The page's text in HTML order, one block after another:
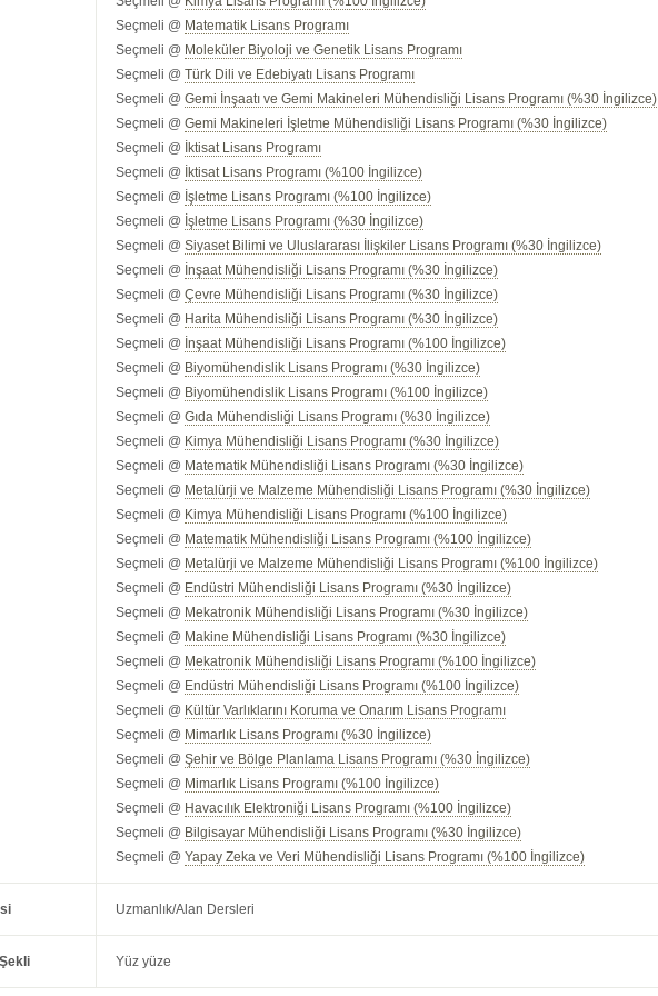
Seçmeli @ Matematik Lisans Programı
Seçmeli @ Moleküler Biyoloji ve Genetik Lisans Programı
Seçmeli @Türk Dili ve Edebiyatı Lisans Programı
Seçmeli @Gemi İnşaatı ve Gemi Makineleri Mühendisliği Lisans Programı (%30 İngilizce)
Seçmeli @Gemi Makineleri İşletme Mühendisliği Lisans Programı (%30 İngilizce)
Seçmeli @
İktisat Lisans Programı
Seçmeli @
İktisat Lisans Programı (%100 İngilizce)
Seçmeli @ İşletme Lisans Programı (%100 İngilizce)
Seçmeli @ İşletme Lisans Programı (%30 İngilizce)
Seçmeli @Siyaset Bilimi ve Uluslararası İlişkiler Lisans Programı (%30 İngilizce)
Seçmeli @ İnşaat Mühendisliği Lisans Programı (%30 İngilizce)
Seçmeli @Çevre Mühendisliği Lisans Programı (%30 İngilizce)
Seçmeli @ Harita Mühendisliği Lisans Programı (%30 İngilizce)
Seçmeli @ İnşaat Mühendisliği Lisans Programı (%100 İngilizce)
Seçmeli @ Biyomühendislik Lisans Programı (%30 İngilizce)
Seçmeli @ Biyomühendislik Lisans Programı (%100 İngilizce)
Seçmeli @Gıda Mühendisliği Lisans Programı (%30 İngilizce)
Seçmeli @ Kimya Mühendisliği Lisans Programı (%30 İngilizce)
Seçmeli @ Matematik Mühendisliği Lisans Programı (%30 İngilizce)
Seçmeli @ Metalürji ve Malzeme Mühendisliği Lisans Programı (%30 İngilizce)
Seçmeli @ Kimya Mühendisliği Lisans Programı (%100 İngilizce)
Seçmeli @ Matematik Mühendisliği Lisans Programı (%100 İngilizce)
Seçmeli @ Metalürji ve Malzeme Mühendisliği Lisans Programı (%100 İngilizce)
Seçmeli @ Endüstri Mühendisliği Lisans Programı (%30 İngilizce)
Seçmeli @ Mekatronik Mühendisliği Lisans Programı (%30 İngilizce)
Seçmeli @ Makine Mühendisliği Lisans Programı (%30 İngilizce)
Seçmeli @ Mekatronik Mühendisliği Lisans Programı (%100 İngilizce)
Seçmeli @ Endüstri Mühendisliği Lisans Programı (%100 İngilizce)
Seçmeli @ Kültür Varlıklarını Koruma ve Onarım Lisans Programı
Seçmeli @ Mimarlık Lisans Programı (%30 İngilizce)
Seçmeli @Şehir ve Bölge Planlama Lisans Programı (%30 İngilizce)
Seçmeli @ Mimarlık Lisans Programı (%100 İngilizce)
Seçmeli @ Havacılık Elektroniği Lisans Programı (%100 İngilizce)
Seçmeli @ Bilgisayar Mühendisliği Lisans Programı (%30 İngilizce)
Seçmeli @Yapay Zeka ve Veri Mühendisliği Lisans Programı (%100 İngilizce)
Uzmanlık/Alan Dersleri
Yüz yüze